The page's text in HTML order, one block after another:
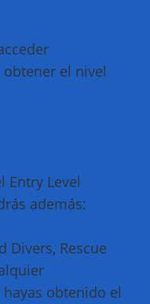
el nivel
Entry Level
además:
Divers, Rescue
obtenido el